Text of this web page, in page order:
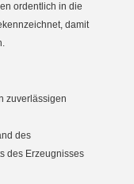
ordentlich in die
damit
zuverlässigen
des
des Erzeugnisses